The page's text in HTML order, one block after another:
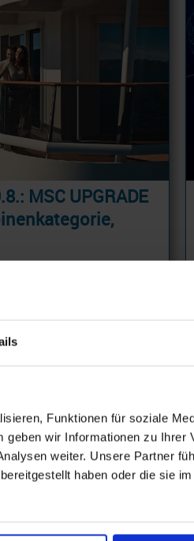
Funktionen für soziale
wir Informationen zu Ihrer
weiter. Unsere Partner
haben oder die sie
MSC UPGRADE